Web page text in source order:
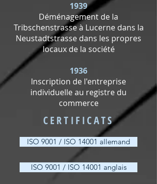
1939
Déménagement de la
Tribschenstrasse à Lucerne dans la
Neustadtstrasse dans les propres
locaux de la société
1936
Inscription de l'entreprise
individuelle au registre du
commerce
CERTIFICATS
ISO 9001 / ISO 14001 allemand
ISO 9001 / ISO 14001 anglais